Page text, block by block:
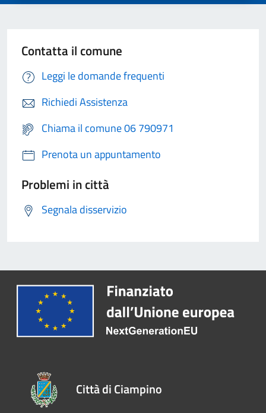
Contatta il comune
Leggi le domande frequenti
Richiedi Assistenza
Chiama il comune 06 790971
Prenota un appuntamento
Problemi in città
Segnala disservizio
Città di Ciampino